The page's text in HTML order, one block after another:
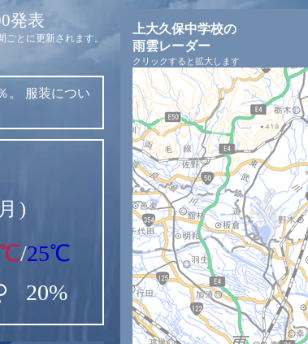
発表
ごとに更新されます。
。
服装につい
)
/25℃
20%
上大久保中学校の
雨雲レーダー
クリックすると拡大します